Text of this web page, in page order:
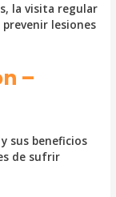
la visita regular
lesiones
–
sus beneficios
de sufrir